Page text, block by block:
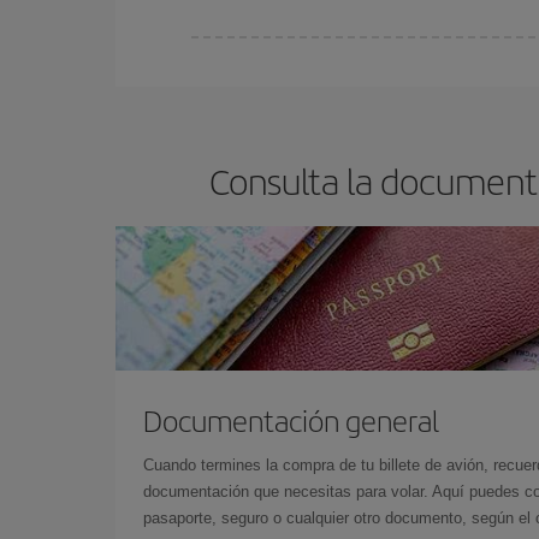
Consulta la
Documentación general
Cuando termines la compra de tu billete de avión,
documentación que necesitas para volar. Aquí puedes
pasaporte, seguro o cualquier otro documento, según